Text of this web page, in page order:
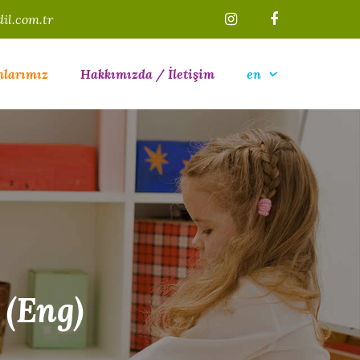
Okulu / Kış Kampı
Hakkımızda / İletişim en